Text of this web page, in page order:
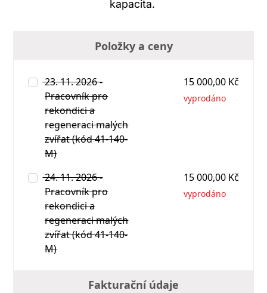
kapacita.
Položky a ceny
23. 11. 2026 -
Pracovník pro
rekondici a
regeneraci malých
zvířat (kód 41-140-
M)
vyprodáno
15 000,00 Kč
24. 11. 2026 -
Pracovník pro
rekondici a
regeneraci malých
zvířat (kód 41-140-
M)
vyprodáno
15 000,00 Kč
Fakturační údaje